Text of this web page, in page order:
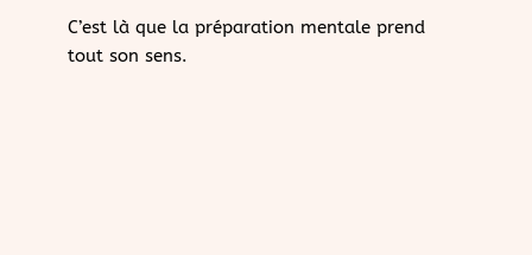
C’est là que la préparation mentale prend
tout son sens.